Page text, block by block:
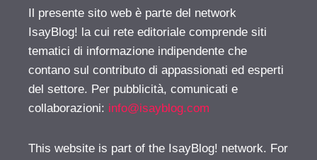
Il presente sito web è parte del network
IsayBlog! la cui rete editoriale comprende siti
tematici di informazione indipendente che
contano sul contributo di appassionati ed esperti
del settore. Per pubblicità, comunicati e
collaborazioni: info@isayblog.com
This website is part of the IsayBlog! network. For